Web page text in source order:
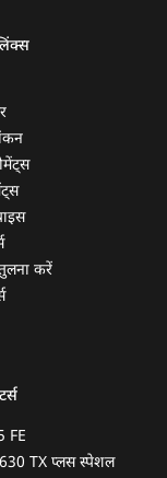
तुलना करें
FE
TX प्लस स्पेशल